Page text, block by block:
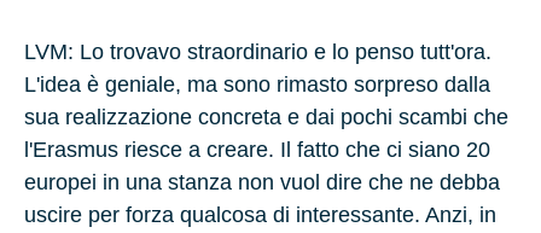
LVM: Lo trovavo straordinario e lo penso tutt'ora.
L'idea è geniale, ma sono rimasto sorpreso dalla
sua realizzazione concreta e dai pochi scambi che
l'Erasmus riesce a creare. Il fatto che ci siano 20
europei in una stanza non vuol dire che ne debba
uscire per forza qualcosa di interessante. Anzi, in